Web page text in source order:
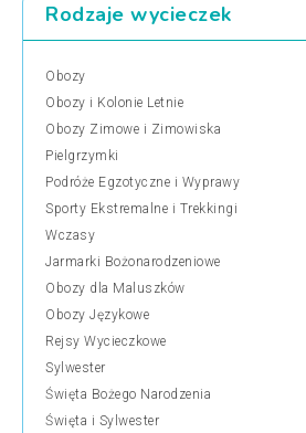
Rodzaje wycieczek
Obozy
Obozy i Kolonie Letnie
Obozy Zimowe i Zimowiska
Pielgrzymki
Podróże Egzotyczne i Wyprawy
Sporty Ekstremalne i Trekkingi
Wczasy
Jarmarki Bożonarodzeniowe
Obozy dla Maluszków
Obozy Językowe
Rejsy Wycieczkowe
Sylwester
Święta Bożego Narodzenia
Święta i Sylwester